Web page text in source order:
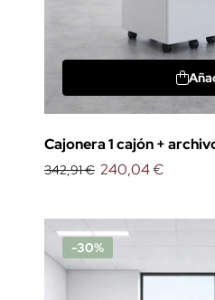
Cajonera 1 cajón +
342,91 € 240,04 €
-30%